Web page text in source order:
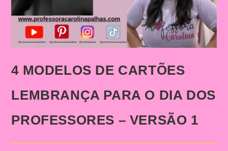
4 MODELOS DE CARTÕES
LEMBRANÇA PARA O DIA DOS
PROFESSORES – VERSÃO 1